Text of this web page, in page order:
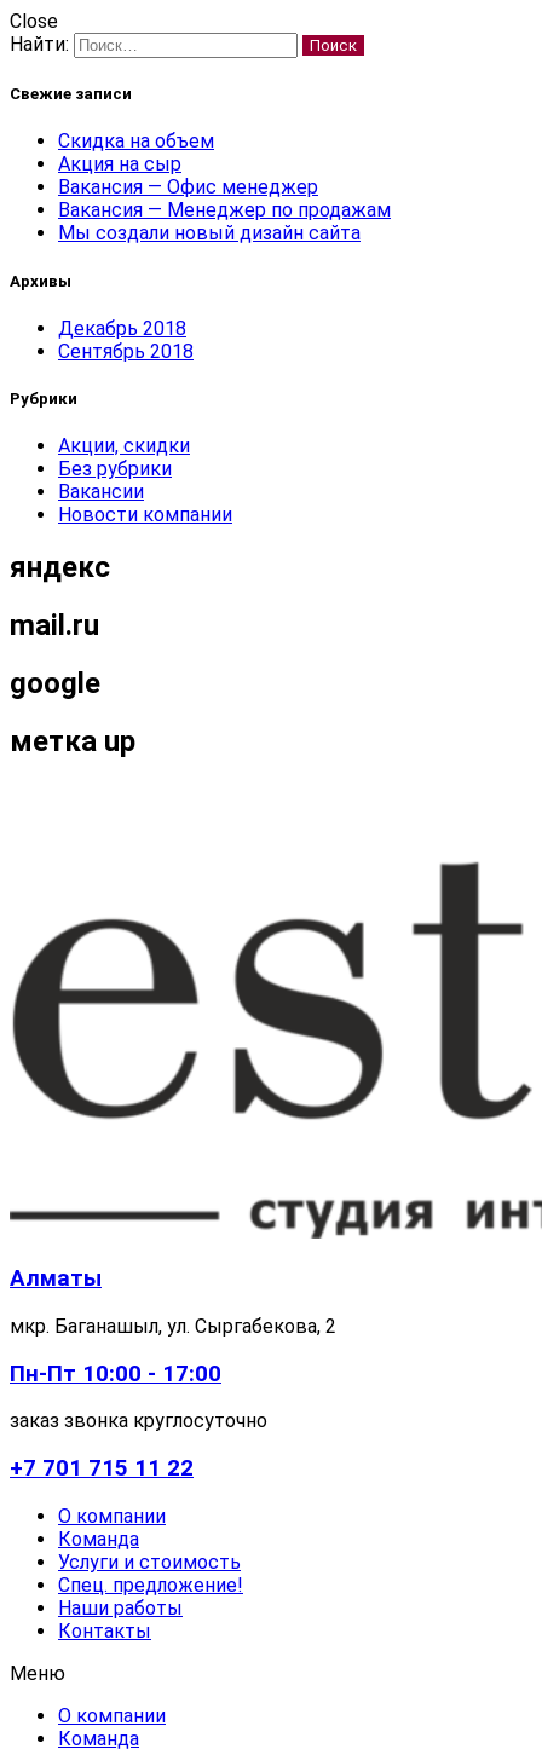
Close
Найти:
Свежие записи
Скидка на объем
Акция на сыр
Вакансия — Офис менеджер
Вакансия — Менеджер по продажам
Мы создали новый дизайн сайта
Архивы
Декабрь 2018
Сентябрь 2018
Рубрики
Акции, скидки
Без рубрики
Вакансии
Новости компании
яндекс
mail.ru
google
метка up
Алматы
мкр. Баганашыл, ул. Сыргабекова, 2
Пн-Пт 10:00 - 17:00
заказ звонка круглосуточно
+7 701 715 11 22
О компании
Команда
Услуги и стоимость
Спец. предложение!
Наши работы
Контакты
Меню
О компании
Команда